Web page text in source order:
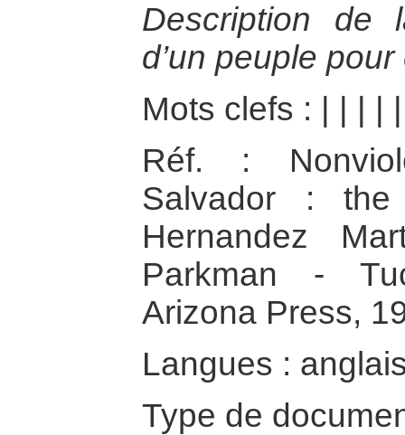
Description de
d’un peuple
Mots clefs :
Réf. :
Salvador :
Hernandez
Parkman -
Arizona Press,
Langues :
Type de